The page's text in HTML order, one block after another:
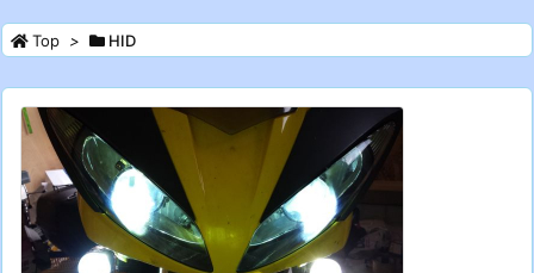
Top > HID